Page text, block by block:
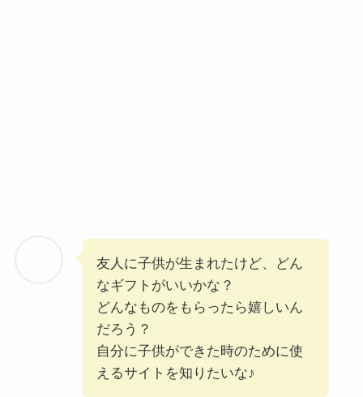
友人に子供が生まれたけど、どん
なギフトがいいかな？
どんなものをもらったら嬉しいん
だろう？
自分に子供ができた時のために使
えるサイトを知りたいな♪